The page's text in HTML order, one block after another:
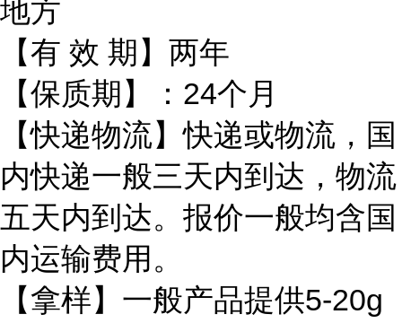
地方
【有 效 期】两年
【保质期】： 24个月
【快递物流】快递或物流，国
内快递一般三天内到达，物流
五天内到达。报价一般均含国
内运输费用。
【拿样】一般产品提供5-20g